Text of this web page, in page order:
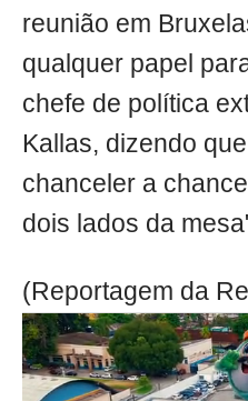
reunião em
qualquer papel
chefe de política
Kallas, dizendo
chanceler a
dois lados da
(Reportagem da